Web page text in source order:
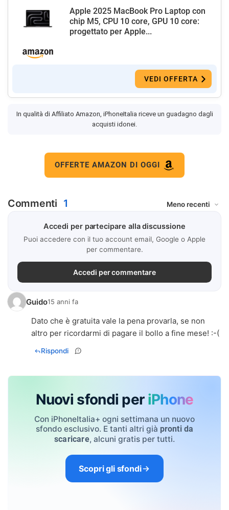
Apple 2025 MacBook Pro Laptop con
chip M5, CPU 10 core, GPU 10 core:
progettato per Apple...
VEDI OFFERTA
In qualità di Affiliato Amazon, iPhoneItalia riceve un guadagno dagli
acquisti idonei.
OFFERTE AMAZON DI OGGI
Commenti 1
Accedi per partecipare alla discussione
Puoi accedere con il tuo account email, Google o Apple
per commentare.
Accedi per commentare
Guido15 anni fa
Dato che è gratuita vale la pena provarla, se non
altro per ricordarmi di pagare il bollo a fine mese! :-(
Rispondi
Nuovi sfondi per iPhone
Con iPhoneItalia+ ogni settimana un nuovo
sfondo esclusivo. E tanti altri già pronti da
scaricare, alcuni gratis per tutti.
Scopri gli sfondi